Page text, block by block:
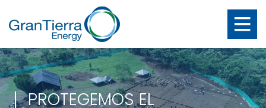
PROTEGEMOS EL